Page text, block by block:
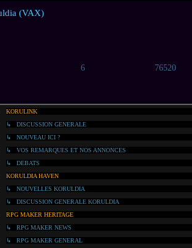
(VAX)
6 76520
KORULINK
↳ DISCUSSION GENERALE
↳ NOUVEAU ICI ?
↳ VOS REMARQUES ET NOS ANNONCES
↳ DEBATS
KORULDIA HAVEN
↳ NOUVELLES KORULDIA
↳ DISCUSSION GENERALE KORULDIA
RPG MAKER HERITAGE
↳ RPG MAKER NEWS
↳ RPG MAKER GENERAL